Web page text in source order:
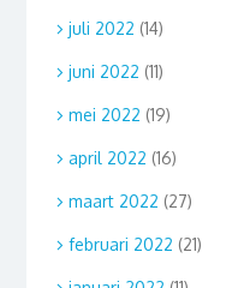
juli 2022 (14)
juni 2022 (11)
mei 2022 (19)
april 2022 (16)
maart 2022 (27)
februari 2022 (21)